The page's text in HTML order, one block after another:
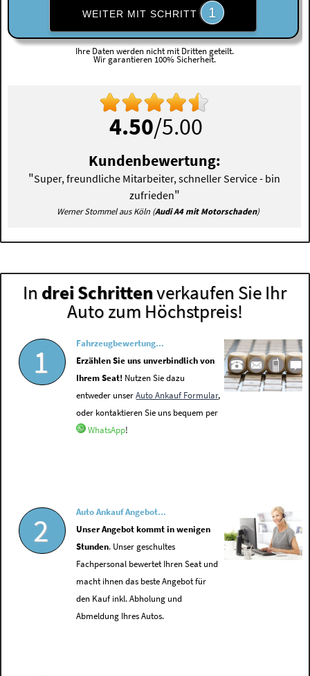
WEITER MIT SCHRITT 1
Ihre Daten werden nicht mit Dritten geteilt.
Wir garantieren 100% Sicherheit.
4.50/5.00
Kundenbewertung:
"Super, freundliche Mitarbeiter, schneller Service - bin
zufrieden"
Werner Stommel aus Köln (Audi A4 mit Motorschaden)
In drei Schrittenverkaufen Sie Ihr
Auto zum Höchstpreis!
1
Fahrzeugbewertung...
Erzählen Sie uns unverbindlich von
Ihrem Seat! Nutzen Sie dazu
entweder unserAuto Ankauf Formular,
oder kontaktieren Sie uns bequem per
WhatsApp!
2
Auto Ankauf Angebot...
Unser Angebot kommt in wenigen
Stunden. Unser geschultes
Fachpersonal bewertet Ihren Seat und
macht ihnen das beste Angebot für
den Kauf inkl. Abholung und
Abmeldung Ihres Autos.